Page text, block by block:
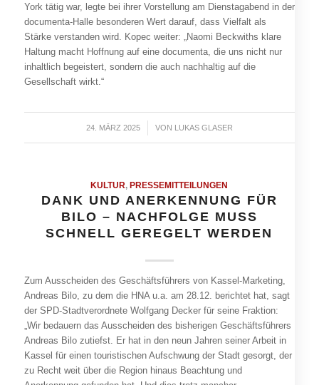
York tätig war, legte bei ihrer Vorstellung am Dienstagabend in der
documenta-Halle besonderen Wert darauf, dass Vielfalt als
Stärke verstanden wird. Kopec weiter: „Naomi Beckwiths klare
Haltung macht Hoffnung auf eine documenta, die uns nicht nur
inhaltlich begeistert, sondern die auch nachhaltig auf die
Gesellschaft wirkt.“
24. MÄRZ 2025
/ VON LUKAS GLASER
KULTUR,PRESSEMITTEILUNGEN
DANK UND ANERKENNUNG FÜR
BILO – NACHFOLGE MUSS
SCHNELL GEREGELT WERDEN
Zum Ausscheiden des Geschäftsführers von Kassel-Marketing,
Andreas Bilo, zu dem die HNA u.a. am 28.12. berichtet hat, sagt
der SPD-Stadtverordnete Wolfgang Decker für seine Fraktion:
„Wir bedauern das Ausscheiden des bisherigen Geschäftsführers
Andreas Bilo zutiefst. Er hat in den neun Jahren seiner Arbeit in
Kassel für einen touristischen Aufschwung der Stadt gesorgt, der
zu Recht weit über die Region hinaus Beachtung und